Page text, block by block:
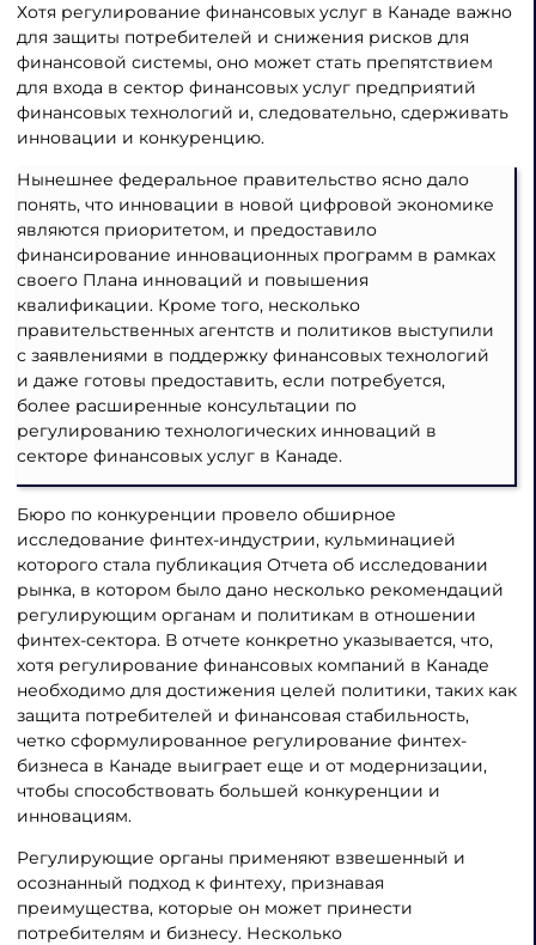
Хотя регулирование финансовых услуг в Канаде важно
для защиты потребителей и снижения рисков для
финансовой системы, оно может стать препятствием
для входа в сектор финансовых услуг предприятий
финансовых технологий и, следовательно, сдерживать
инновации и конкуренцию.
Нынешнее федеральное правительство ясно дало
понять, что инновации в новой цифровой экономике
являются приоритетом, и предоставило
финансирование инновационных программ в рамках
своего Плана инноваций и повышения
квалификации. Кроме того, несколько
правительственных агентств и политиков выступили
с заявлениями в поддержку финансовых технологий
и даже готовы предоставить, если потребуется,
более расширенные консультации по
регулированию технологических инноваций в
секторе финансовых услуг в Канаде.
Бюро по конкуренции провело обширное
исследование финтех-индустрии, кульминацией
которого стала публикация Отчета об исследовании
рынка, в котором было дано несколько рекомендаций
регулирующим органам и политикам в отношении
финтех-сектора. В отчете конкретно указывается, что,
хотя регулирование финансовых компаний в Канаде
необходимо для достижения целей политики, таких как
защита потребителей и финансовая стабильность,
четко сформулированное регулирование финтех-
бизнеса в Канаде выиграет еще и от модернизации,
чтобы способствовать большей конкуренции и
инновациям.
Регулирующие органы применяют взвешенный и
осознанный подход к финтеху, признавая
преимущества, которые он может принести
потребителям и бизнесу. Несколько